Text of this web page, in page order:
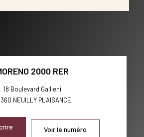
2000 RER
18 Boulevard Gallieni
NEUILLY PLAISANCE
Voir le numéro